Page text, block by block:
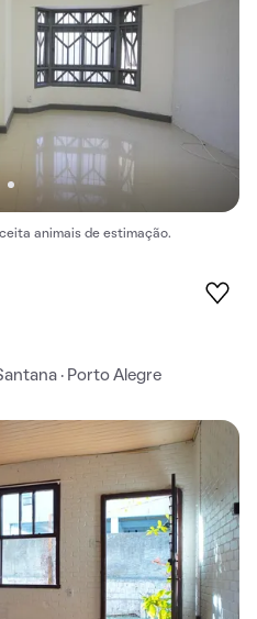
animais de estimação.
· Porto Alegre